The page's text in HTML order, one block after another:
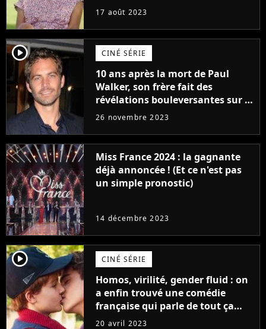
17 août 2023
player2 CINÉ SÉRIE
10 ans après la mort de Paul
Walker, son frère fait des
révélations bouleversantes sur la
réaction des acteurs de Fast and
26 novembre 2023
Miss France 2024 : la gagnante
déjà annoncée ! (Et ce n'est pas
un simple pronostic)
14 décembre 2023
player2 CINÉ SÉRIE
Homos, virilité, gender fluid : on
a enfin trouvé une comédie
française qui parle de tout ça
sans être super ringarde
20 avril 2023